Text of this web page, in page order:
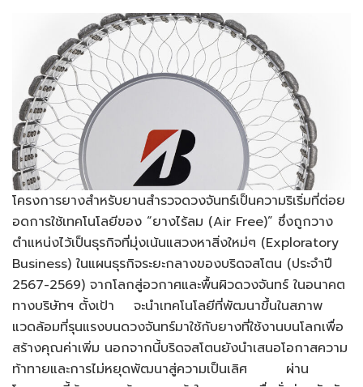
โครงการยางสำหรับยานสำรวจดวงจันทร์เป็นความริเริ่มที่ต่อย
อดการใช้เทคโนโลยีของ “ยางไร้ลม (Air Free)” ซึ่งถูกวาง
ตำแหน่งไว้เป็นธุรกิจที่มุ่งเน้นแสวงหาสิ่งใหม่ๆ (Exploratory
Business) ในแผนธุรกิจระยะกลางของบริดจสโตน (ประจำปี
2567-2569) จากโลกสู่อวกาศและพื้นผิวดวงจันทร์ ในอนาคต
ทางบริษัทฯ ตั้งเป้า จะนำเทคโนโลยีที่พัฒนาขึ้นในสภาพ
แวดล้อมที่รุนแรงบนดวงจันทร์มาใช้กับยางที่ใช้งานบนโลกเพื่อ
สร้างคุณค่าเพิ่ม นอกจากนี้บริดจสโตนยังนำเสนอโอกาสความ
ท้าทายและการไม่หยุดพัฒนาสู่ความเป็นเลิศ ผ่าน